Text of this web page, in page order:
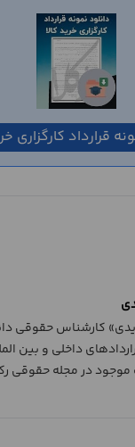
قرارداد کارگزاری
کارشناس حقوقی
داخلی و بین
موجود در مجله حقوقی